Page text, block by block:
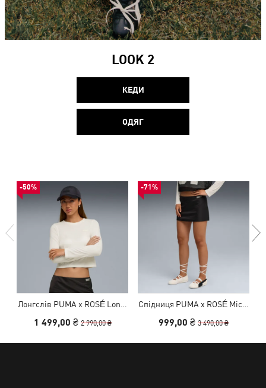
LOOK 2
КЕДИ
ОДЯГ
-50%
Лонгслів PUMA x ROSÉ Lon…
1 499,00 ₴ 2 990,00 ₴
-71%
Спідниця PUMA x ROSÉ Mic…
999,00 ₴ 3 490,00 ₴